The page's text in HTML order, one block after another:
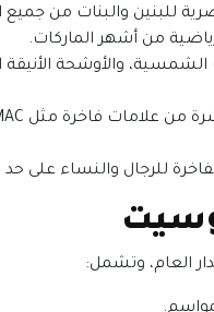
للبنين والبنات من جميع
رياضية من أشهر الماركات.
الشمسية، والأوشحة
للرجال والنساء على
العام، وتشمل: